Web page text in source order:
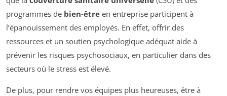
programmes de bien-être en entreprise participent à
l’épanouissement des employés. En effet, offrir des
ressources et un soutien psychologique adéquat aide à
prévenir les risques psychosociaux, en particulier dans des
secteurs où le stress est élevé.
De plus, pour rendre vos équipes plus heureuses, être à